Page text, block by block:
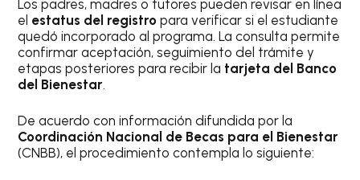
Los padres, madres o tutores pueden revisar en línea
el estatus del registro para verificar si el estudiante
quedó incorporado al programa. La consulta permite
confirmar aceptación, seguimiento del trámite y
etapas posteriores para recibir la tarjeta del Banco
del Bienestar.
De acuerdo con información difundida por la
Coordinación Nacional de Becas para el Bienestar
(CNBB), el procedimiento contempla lo siguiente: